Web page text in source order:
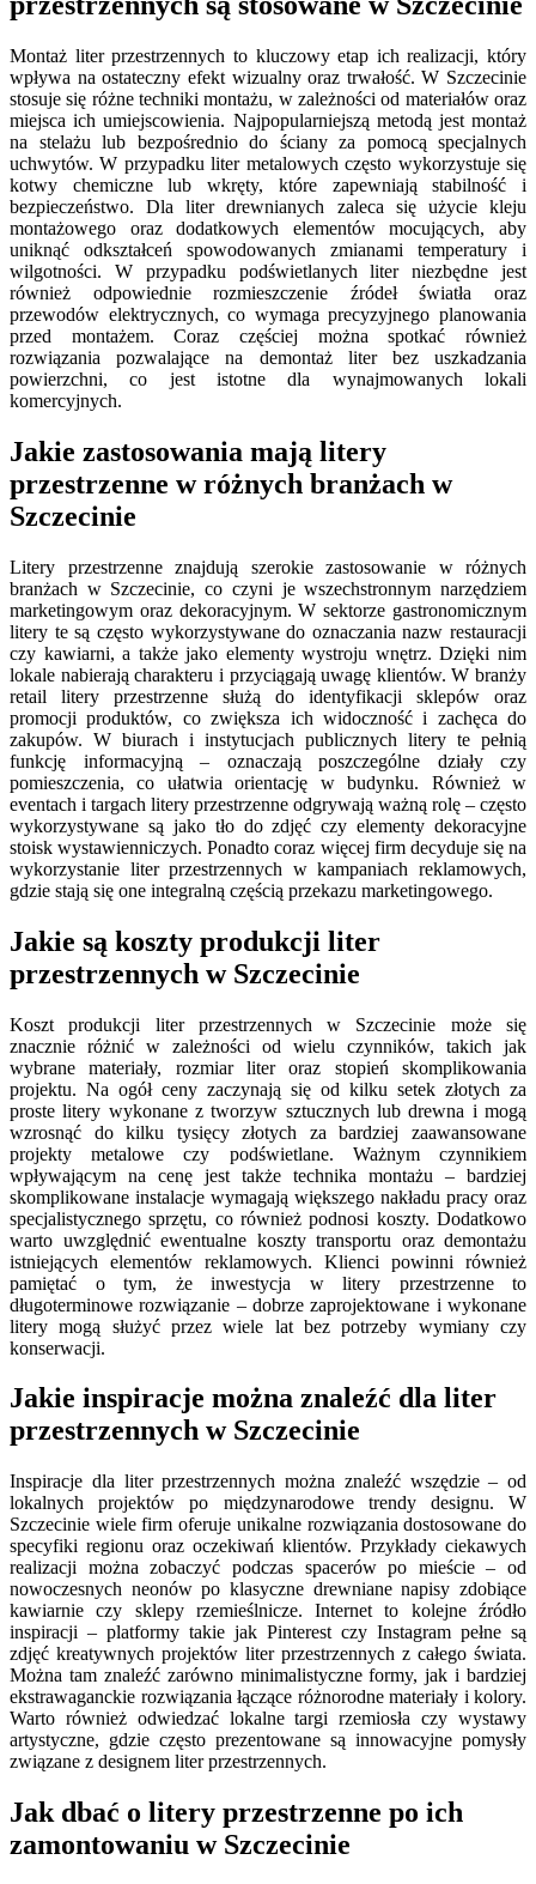
Montaż liter przestrzennych to kluczowy etap ich realizacji, który
wpływa na ostateczny efekt wizualny oraz trwałość. W Szczecinie
stosuje się różne techniki montażu, w zależności od materiałów oraz
miejsca ich umiejscowienia. Najpopularniejszą metodą jest montaż
na stelażu lub bezpośrednio do ściany za pomocą specjalnych
uchwytów. W przypadku liter metalowych często wykorzystuje się
kotwy chemiczne lub wkręty, które zapewniają stabilność i
bezpieczeństwo. Dla liter drewnianych zaleca się użycie kleju
montażowego oraz dodatkowych elementów mocujących, aby
uniknąć odkształceń spowodowanych zmianami temperatury i
wilgotności. W przypadku podświetlanych liter niezbędne jest
również odpowiednie rozmieszczenie źródeł światła oraz
przewodów elektrycznych, co wymaga precyzyjnego planowania
przed montażem. Coraz częściej można spotkać również
rozwiązania pozwalające na demontaż liter bez uszkadzania
powierzchni, co jest istotne dla wynajmowanych lokali
komercyjnych.
Jakie zastosowania mają litery
przestrzenne w różnych branżach w
Szczecinie
Litery przestrzenne znajdują szerokie zastosowanie w różnych
branżach w Szczecinie, co czyni je wszechstronnym narzędziem
marketingowym oraz dekoracyjnym. W sektorze gastronomicznym
litery te są często wykorzystywane do oznaczania nazw restauracji
czy kawiarni, a także jako elementy wystroju wnętrz. Dzięki nim
lokale nabierają charakteru i przyciągają uwagę klientów. W branży
retail litery przestrzenne służą do identyfikacji sklepów oraz
promocji produktów, co zwiększa ich widoczność i zachęca do
zakupów. W biurach i instytucjach publicznych litery te pełnią
funkcję informacyjną – oznaczają poszczególne działy czy
pomieszczenia, co ułatwia orientację w budynku. Również w
eventach i targach litery przestrzenne odgrywają ważną rolę – często
wykorzystywane są jako tło do zdjęć czy elementy dekoracyjne
stoisk wystawienniczych. Ponadto coraz więcej firm decyduje się na
wykorzystanie liter przestrzennych w kampaniach reklamowych,
gdzie stają się one integralną częścią przekazu marketingowego.
Jakie są koszty produkcji liter
przestrzennych w Szczecinie
Koszt produkcji liter przestrzennych w Szczecinie może się
znacznie różnić w zależności od wielu czynników, takich jak
wybrane materiały, rozmiar liter oraz stopień skomplikowania
projektu. Na ogół ceny zaczynają się od kilku setek złotych za
proste litery wykonane z tworzyw sztucznych lub drewna i mogą
wzrosnąć do kilku tysięcy złotych za bardziej zaawansowane
projekty metalowe czy podświetlane. Ważnym czynnikiem
wpływającym na cenę jest także technika montażu – bardziej
skomplikowane instalacje wymagają większego nakładu pracy oraz
specjalistycznego sprzętu, co również podnosi koszty. Dodatkowo
warto uwzględnić ewentualne koszty transportu oraz demontażu
istniejących elementów reklamowych. Klienci powinni również
pamiętać o tym, że inwestycja w litery przestrzenne to
długoterminowe rozwiązanie – dobrze zaprojektowane i wykonane
litery mogą służyć przez wiele lat bez potrzeby wymiany czy
konserwacji.
Jakie inspiracje można znaleźć dla liter
przestrzennych w Szczecinie
Inspiracje dla liter przestrzennych można znaleźć wszędzie – od
lokalnych projektów po międzynarodowe trendy designu. W
Szczecinie wiele firm oferuje unikalne rozwiązania dostosowane do
specyfiki regionu oraz oczekiwań klientów. Przykłady ciekawych
realizacji można zobaczyć podczas spacerów po mieście – od
nowoczesnych neonów po klasyczne drewniane napisy zdobiące
kawiarnie czy sklepy rzemieślnicze. Internet to kolejne źródło
inspiracji – platformy takie jak Pinterest czy Instagram pełne są
zdjęć kreatywnych projektów liter przestrzennych z całego świata.
Można tam znaleźć zarówno minimalistyczne formy, jak i bardziej
ekstrawaganckie rozwiązania łączące różnorodne materiały i kolory.
Warto również odwiedzać lokalne targi rzemiosła czy wystawy
artystyczne, gdzie często prezentowane są innowacyjne pomysły
związane z designem liter przestrzennych.
Jak dbać o litery przestrzenne po ich
zamontowaniu w Szczecinie